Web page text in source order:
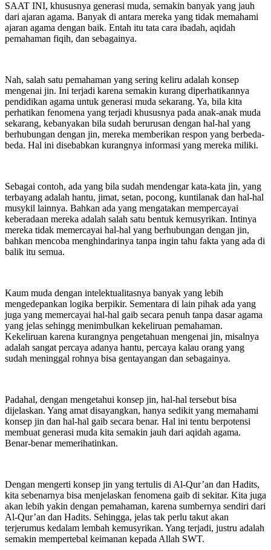
SAAT INI, khususnya generasi muda, semakin banyak yang jauh
dari ajaran agama. Banyak di antara mereka yang tidak memahami
ajaran agama dengan baik. Entah itu tata cara ibadah, aqidah
pemahaman fiqih, dan sebagainya.
Nah, salah satu pemahaman yang sering keliru adalah konsep
mengenai jin. Ini terjadi karena semakin kurang diperhatikannya
pendidikan agama untuk generasi muda sekarang. Ya, bila kita
perhatikan fenomena yang terjadi khususnya pada anak-anak muda
sekarang, kebanyakan bila sudah berurusan dengan hal-hal yang
berhubungan dengan jin, mereka memberikan respon yang berbeda-
beda. Hal ini disebabkan kurangnya informasi yang mereka miliki.
Sebagai contoh, ada yang bila sudah mendengar kata-kata jin, yang
terbayang adalah hantu, jimat, setan, pocong, kuntilanak dan hal-hal
musykil lainnya. Bahkan ada yang mengatakan mempercayai
keberadaan mereka adalah salah satu bentuk kemusyrikan. Intinya
mereka tidak memercayai hal-hal yang berhubungan dengan jin,
bahkan mencoba menghindarinya tanpa ingin tahu fakta yang ada di
balik itu semua.
Kaum muda dengan intelektualitasnya banyak yang lebih
mengedepankan logika berpikir. Sementara di lain pihak ada yang
juga yang memercayai hal-hal gaib secara penuh tanpa dasar agama
yang jelas sehingg menimbulkan kekeliruan pemahaman.
Kekeliruan karena kurangnya pengetahuan mengenai jin, misalnya
adalah sangat percaya adanya hantu, percaya kalau orang yang
sudah meninggal rohnya bisa gentayangan dan sebagainya.
Padahal, dengan mengetahui konsep jin, hal-hal tersebut bisa
dijelaskan. Yang amat disayangkan, hanya sedikit yang memahami
konsep jin dan hal-hal gaib secara benar. Hal ini tentu berpotensi
membuat generasi muda kita semakin jauh dari aqidah agama.
Benar-benar memerihatinkan.
Dengan mengerti konsep jin yang tertulis di Al-Qur’an dan Hadits,
kita sebenarnya bisa menjelaskan fenomena gaib di sekitar. Kita juga
akan lebih yakin dengan pemahaman, karena sumbernya sendiri dari
Al-Qur’an dan Hadits. Sehingga, jelas tak perlu takut akan
terjerumus kedalam lembah kemusyrikan. Yang terjadi, justru adalah
semakin mempertebal keimanan kepada Allah SWT.